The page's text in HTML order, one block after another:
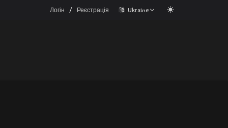
Логін / Реєстрація Ukraine